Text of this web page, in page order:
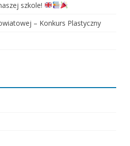
szkole!
– Konkurs Plastyczny